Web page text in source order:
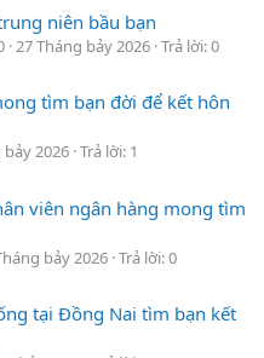
niên bầu bạn
27 Tháng bảy 2026 Trả lời: 0
tìm bạn đời để kết hôn
bảy 2026 Trả lời: 1
viên ngân hàng mong tìm
bảy 2026 Trả lời: 0
tại Đồng Nai tìm bạn kết